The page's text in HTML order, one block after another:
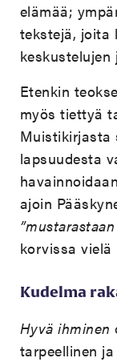
elämää;
tekstejä, joita
Etenkin
myös tiettyä
Muistikirjasta
lapsuudesta
ajoin
korvissa
Kudelma
Hyvä ihminen
tarpeellinen